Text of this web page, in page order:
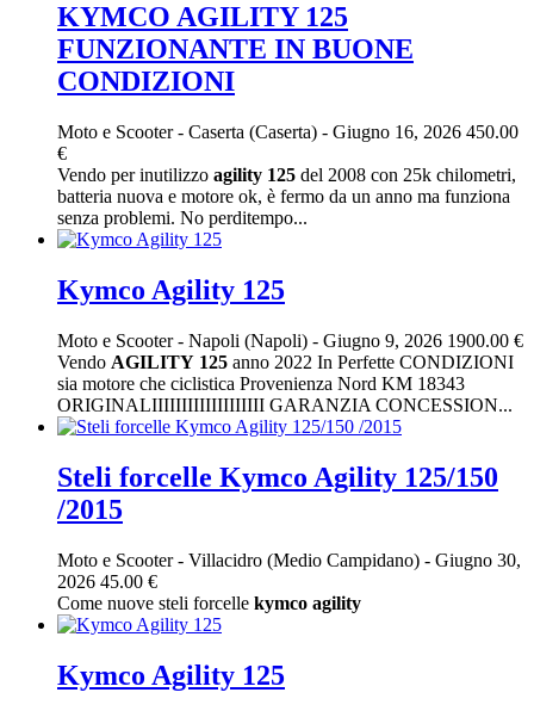
KYMCO AGILITY 125
FUNZIONANTE IN BUONE
CONDIZIONI
Moto e Scooter- Caserta (Caserta) - Giugno 16, 2026 450.00
€
Vendo per inutilizzo agility 125 del 2008 con 25k chilometri,
batteria nuova e motore ok, è fermo da un anno ma funziona
senza problemi. No perditempo...
Kymco Agility 125
Moto e Scooter- Napoli (Napoli) - Giugno 9, 2026 1900.00 €
Vendo AGILITY 125 anno 2022 In Perfette CONDIZIONI
sia motore che ciclistica Provenienza Nord KM 18343
ORIGINALIIIIIIIIIIIIIIIIIII GARANZIA CONCESSION...
Steli forcelle Kymco Agility 125/150
/2015
Moto e Scooter- Villacidro (Medio Campidano) - Giugno 30,
2026 45.00 €
Come nuove steli forcelle kymco agility
Kymco Agility 125